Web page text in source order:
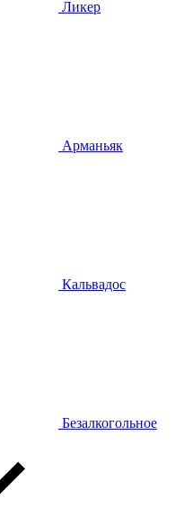
Ликер
Арманьяк
Кальвадос
Безалкогольное